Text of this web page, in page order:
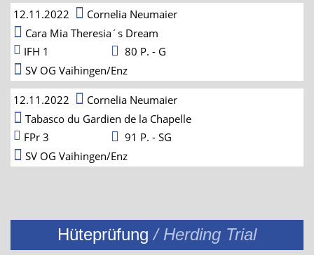
12.11.2022
Cornelia Neumaier
Cara Mia Theresia´s Dream
IFH 1
80 P. - G
SV OG Vaihingen/Enz
12.11.2022
Cornelia Neumaier
Tabasco du Gardien de la Chapelle
FPr 3
91 P. - SG
SV OG Vaihingen/Enz
Hüteprüfung / Herding Trial